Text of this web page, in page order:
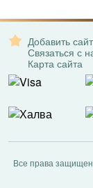
Добавить
Связаться с
Карта сайта
Все права